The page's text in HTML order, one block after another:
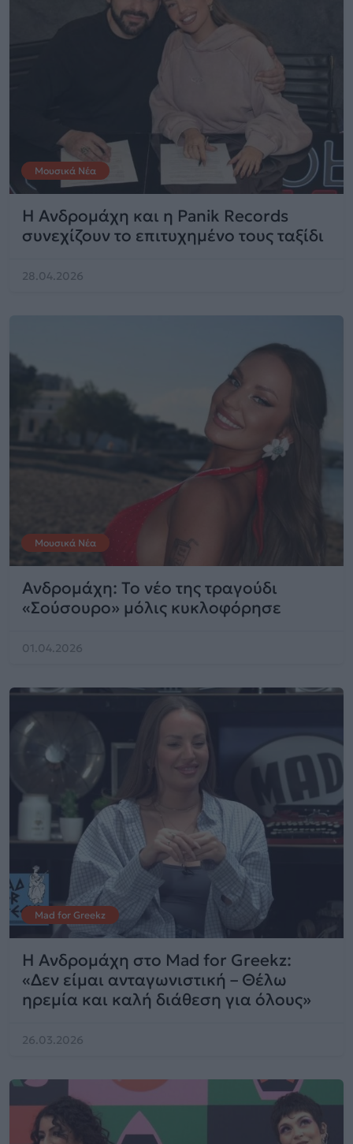
Μουσικά Νέα
Η Ανδρομάχη και η Panik Records
συνεχίζουν το επιτυχημένο τους ταξίδι
28.04.2026
Μουσικά Νέα
Ανδρομάχη: Το νέο της τραγούδι
«Σούσουρο» μόλις κυκλοφόρησε
01.04.2026
Mad for Greekz
Η Ανδρομάχη στο Mad for Greekz:
«Δεν είμαι ανταγωνιστική – Θέλω
ηρεμία και καλή διάθεση για όλους»
26.03.2026